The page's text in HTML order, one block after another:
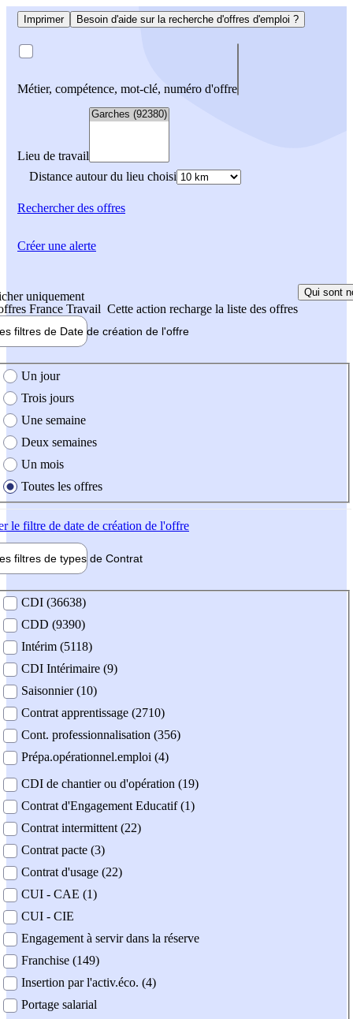
Imprimer Besoin d'aide sur la recherche d'offres d'emploi ?
Métier, compétence, mot-clé, numéro d'offre
Lieu de travail
Distance autour du lieu choisi
Rechercherdes offres
uniquement
France Travail Cette action recharge la liste des offres
Qui sont
filtres de Date de création de l'offre
création de l'offre
Un jour
Trois jours
Une semaine
Deux semaines
Un mois
Toutes les offres
le filtre de date de création de l'offre
filtres de types de Contrat
contrat
CDI (36638)
CDD (9390)
Intérim (5118)
CDI Intérimaire (9)
Saisonnier (10)
Contrat apprentissage (2710)
Cont. professionnalisation (356)
Prépa.opérationnel.emploi (4)
CDI de chantier ou d'opération (19)
Contrat d'Engagement Educatif (1)
Contrat intermittent (22)
Contrat pacte (3)
Contrat d'usage (22)
CUI - CAE (1)
CUI - CIE
Engagement à servir dans la réserve
Franchise (149)
Insertion par l'activ.éco. (4)
Portage salarial
Créer une alerte